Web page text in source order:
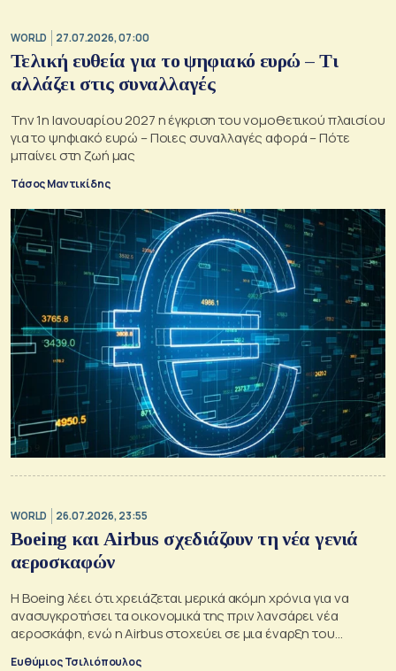
WORLD 27.07.2026, 07:00
Τελική ευθεία για το ψηφιακό ευρώ – Τι
αλλάζει στις συναλλαγές
Την 1η Ιανουαρίου 2027 η έγκριση του νομοθετικού πλαισίου
για το ψηφιακό ευρώ – Ποιες συναλλαγές αφορά – Πότε
μπαίνει στη ζωή μας
Τάσος Μαντικίδης
WORLD 26.07.2026, 23:55
Boeing και Airbus σχεδιάζουν τη νέα γενιά
αεροσκαφών
Η Boeing λέει ότι χρειάζεται μερικά ακόμη χρόνια για να
ανασυγκροτήσει τα οικονομικά της πριν λανσάρει νέα
αεροσκάφη, ενώ η Airbus στοχεύει σε μια έναρξη του
προγράμματος γύρω στο 2030
Ευθύμιος Τσιλιόπουλος